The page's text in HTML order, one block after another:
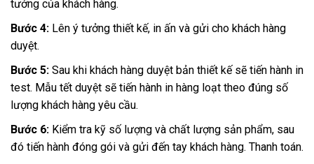
tưởng của khách hàng.
Bước 4: Lên ý tưởng thiết kế, in ấn và gửi cho khách hàng
duyệt.
Bước 5: Sau khi khách hàng duyệt bản thiết kế sẽ tiến hành in
test. Mẫu tết duyệt sẽ tiến hành in hàng loạt theo đúng số
lượng khách hàng yêu cầu.
Bước 6: Kiểm tra kỹ số lượng và chất lượng sản phẩm, sau
đó tiến hành đóng gói và gửi đến tay khách hàng. Thanh toán.